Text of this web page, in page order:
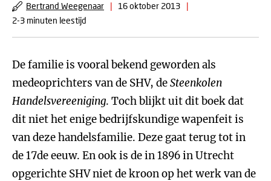
Bertrand Weegenaar | 16 oktober 2013
|
2-3 minuten leestijd
De familie is vooral bekend geworden als
medeoprichters van de SHV, deSteenkolen
Handelsvereeniging. Toch blijkt uit dit boek dat
dit niet het enige bedrijfskundige wapenfeit is
van deze handelsfamilie. Deze gaat terug tot in
de 17de eeuw. En ook is de in 1896 in Utrecht
opgerichte SHV niet de kroon op het werk van de